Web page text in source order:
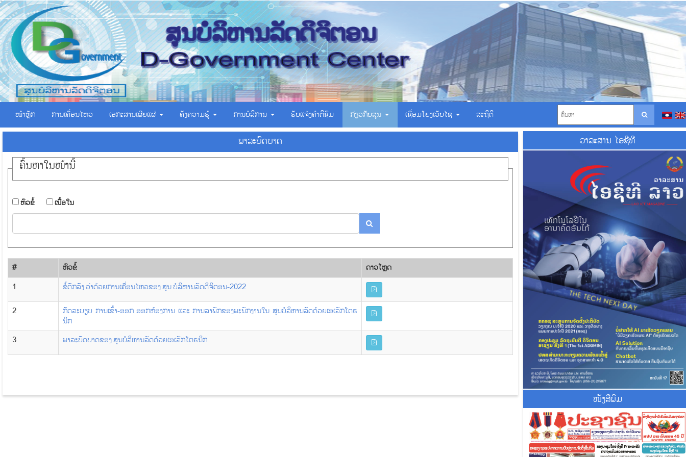
ໜ້າຫຼັກ ການເຄື່ອນໄຫວ ເອ​ກະ​ສານ​ເຜີຍ​ແຜ່ ຄັງຄວາມຮູ້ ການບໍລິການ ຮັບແຈ້ງຄຳຕິຊົມ ກ່ຽວກັບສູນ ເຊື່ອມ​ໂຍງ​ເວັບ​ໄຊ ສະຖິຕິ
ພາລະບົດບາດ
ຄົ້ນ​ຫາ​ໃນ​ໜ້ານີ້
​ຫົວ​ຂໍ້ ​ເນື້ອ​ໃນ
# ​ຫົວ​ຂໍ້
ດາວ​ໂຫຼດ
1
ຂໍ້ຕົກລົງ ວ່າດ້ວຍການເຄື່ອນໄຫວຂອງ ສູນ ບໍລິຫານລັດດິຈິຕອນ-2022
2
ກົດລະບຽບ ການເຂົ້າ-ອອກ ອອກຫ້ອງການ ແລະ ການລາພັກຂອງພະນັກງານໃນ ສູນບໍລິຫານລັດດ້ວຍເອເລັກໂຕຣ
ນິກ
3
ພາລະບົດບາດຂອງ ສູນບໍລິຫານລັດດ້ວຍເອເລັກໂຕຣນິກ
ວາ​ລະ​ສານ ໄອ​ຊີ​ທີ
ໜັງສືພິມ